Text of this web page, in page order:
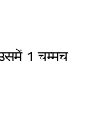
1 चम्मच